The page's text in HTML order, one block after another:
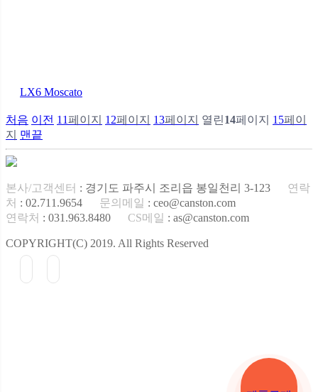
LX6 Moscato
처음 이전 11페이지 12페이지 13페이지 열린 14페이지 15페이
지
맨끝
본사/고객센터 : 경기도 파주시 조리읍 봉일천리 3-123
연락
처 : 02.711.9654 문의메일 : ceo@canston.com
연락처 : 031.963.8480 CS메일 : as@canston.com
COPYRIGHT(C) 2019. All Rights Reserved